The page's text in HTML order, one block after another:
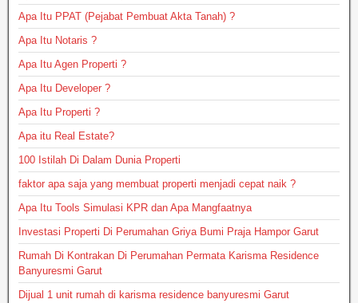
Apa Itu PPAT (Pejabat Pembuat Akta Tanah) ?
Apa Itu Notaris ?
Apa Itu Agen Properti ?
Apa Itu Developer ?
Apa Itu Properti ?
Apa itu Real Estate?
100 Istilah Di Dalam Dunia Properti
faktor apa saja yang membuat properti menjadi cepat naik ?
Apa Itu Tools Simulasi KPR dan Apa Mangfaatnya
Investasi Properti Di Perumahan Griya Bumi Praja Hampor Garut
Rumah Di Kontrakan Di Perumahan Permata Karisma Residence
Banyuresmi Garut
Dijual 1 unit rumah di karisma residence banyuresmi Garut